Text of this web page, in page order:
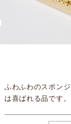
ふわふわのスポン
は喜ばれる品です。